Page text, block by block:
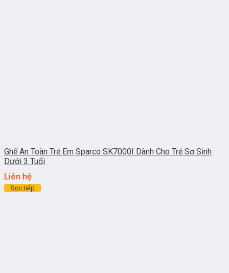
Ghế An Toàn Trẻ Em Sparco SK7000I Dành Cho Trẻ Sơ Sinh
Dưới 3 Tuổi
Liên hệ
Đọc tiếp